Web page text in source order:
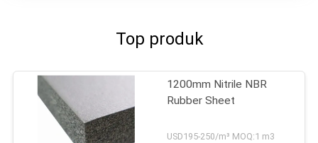
Top produk
1200mm Nitrile NBR
Rubber Sheet
USD195-250/m³ MOQ:1 m3